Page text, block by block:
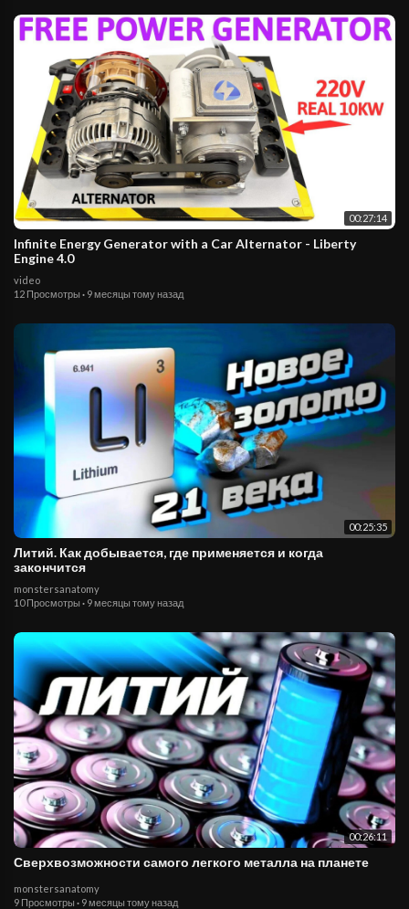
00:27:14
Infinite Energy Generator with a Car Alternator - Liberty
Engine 4.0
video
12 Просмотры · 9 месяцы тому назад
00:25:35
Литий. Как добывается, где применяется и когда
закончится
monstersanatomy
10 Просмотры · 9 месяцы тому назад
00:26:11
Сверхвозможности самого легкого металла на планете
monstersanatomy
9 Просмотры · 9 месяцы тому назад